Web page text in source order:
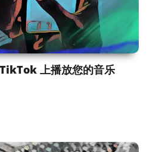
上播放您的音乐